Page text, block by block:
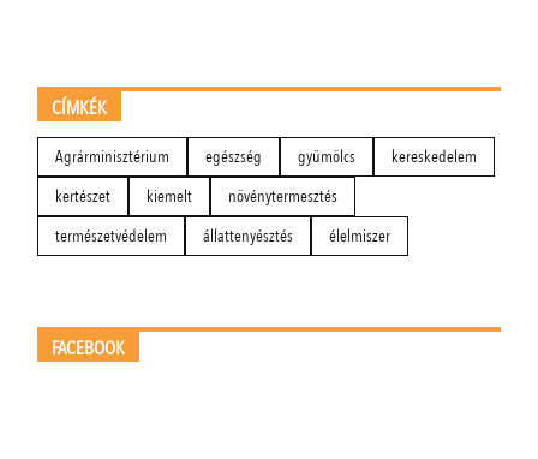
CÍMKÉK
Agrárminisztérium egészség gyümölcs
kereskedelem
kertészet
kiemelt
növénytermesztés
természetvédelem
állattenyésztés élelmiszer
FACEBOOK